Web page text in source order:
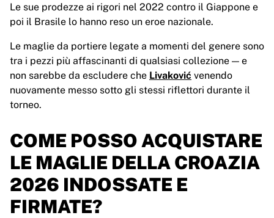
Le sue prodezze ai rigori nel 2022 contro il Giappone e
poi il Brasile lo hanno reso un eroe nazionale.
Le maglie da portiere legate a momenti del genere sono
tra i pezzi più affascinanti di qualsiasi collezione — e
non sarebbe da escludere che Livaković venendo
nuovamente messo sotto gli stessi riflettori durante il
torneo.
COME POSSO ACQUISTARE
LE MAGLIE DELLA CROAZIA
2026 INDOSSATE E
FIRMATE?